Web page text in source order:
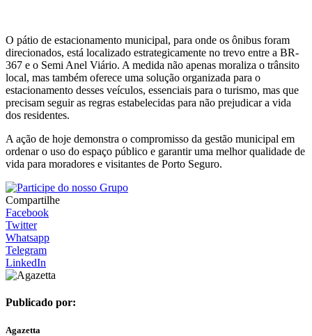
O pátio de estacionamento municipal, para onde os ônibus foram
direcionados, está localizado estrategicamente no trevo entre a BR-
367 e o Semi Anel Viário. A medida não apenas moraliza o trânsito
local, mas também oferece uma solução organizada para o
estacionamento desses veículos, essenciais para o turismo, mas que
precisam seguir as regras estabelecidas para não prejudicar a vida
dos residentes.
A ação de hoje demonstra o compromisso da gestão municipal em
ordenar o uso do espaço público e garantir uma melhor qualidade de
vida para moradores e visitantes de Porto Seguro.
Compartilhe
Facebook
Twitter
Whatsapp
Telegram
LinkedIn
Publicado por:
Agazetta